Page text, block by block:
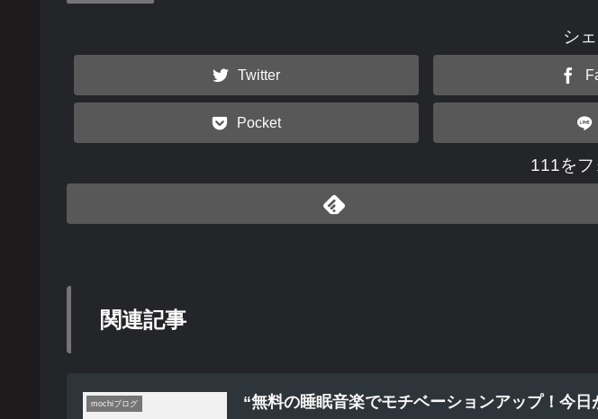
シ
Twitter
Pocket
111をフ
関連記事
mochiブログ “無料の睡眠音楽でモチベーションアップ！今